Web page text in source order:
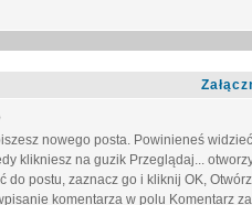
nowego posta. Powinieneś
klikniesz na guzik Przeglądaj...
do postu, zaznacz go i kliknij OK,
komentarza w polu Komentarz